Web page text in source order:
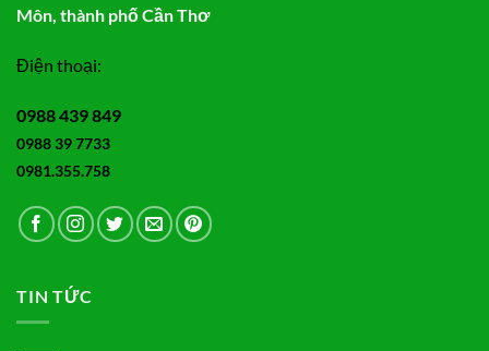
Môn, thành phố Cần Thơ
Điện thoại:
0988 439 849
0988 39 7733
0981.355.758
TIN TỨC